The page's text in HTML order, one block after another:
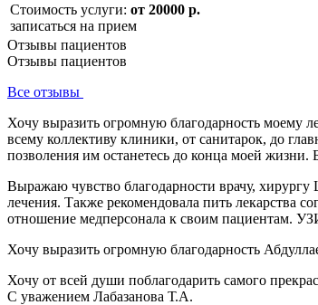
Стоимость услуги: от 20000 р.
записаться на прием
Отзывы пациентов
Отзывы пациентов
Все отзывы
Хочу выразить огромную благодарность моему
всему коллективу клиники, от санитарок, до
позволения им останетесь до конца моей
Выражаю чувство благодарности врачу,
лечения. Также рекомендовала пить лекарства
отношение медперсонала к своим пациентам.
Хочу выразить огромную благодарность
Хочу от всей души поблагодарить самого
С уважением Лабазанова Т.А.